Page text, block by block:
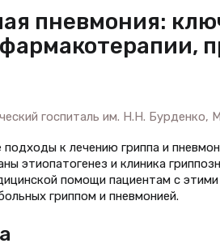
пневмония:
госпиталь им. Н.Н. Бурденко,
к лечению гриппа и
этиопатогенез и клиника
помощи пациентам с
гриппом и пневмонией.